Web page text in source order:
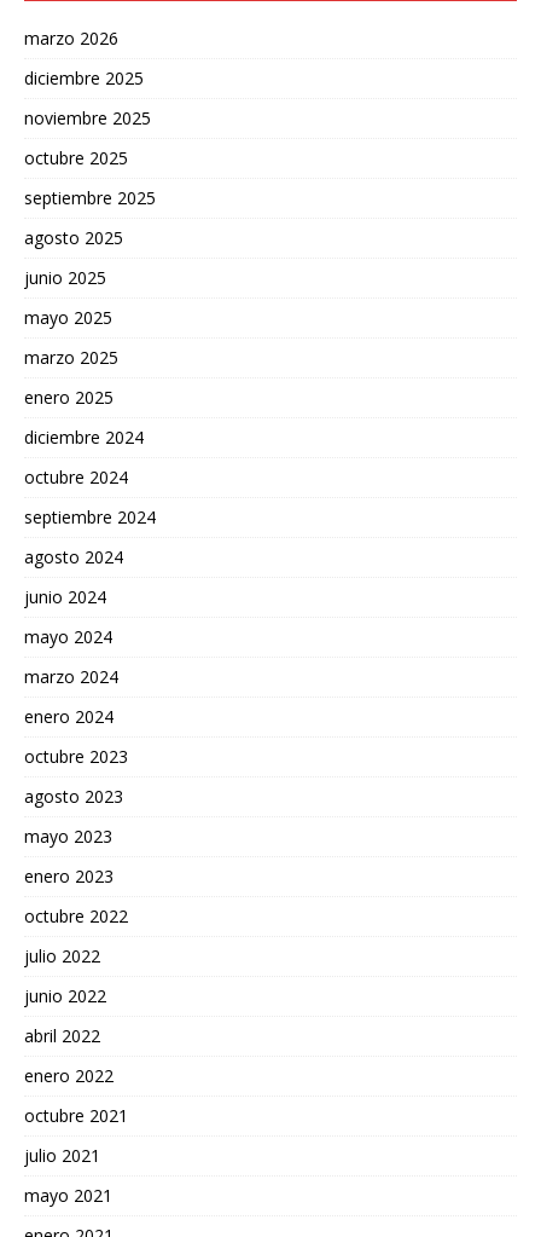
marzo 2026
diciembre 2025
noviembre 2025
octubre 2025
septiembre 2025
agosto 2025
junio 2025
mayo 2025
marzo 2025
enero 2025
diciembre 2024
octubre 2024
septiembre 2024
agosto 2024
junio 2024
mayo 2024
marzo 2024
enero 2024
octubre 2023
agosto 2023
mayo 2023
enero 2023
octubre 2022
julio 2022
junio 2022
abril 2022
enero 2022
octubre 2021
julio 2021
mayo 2021